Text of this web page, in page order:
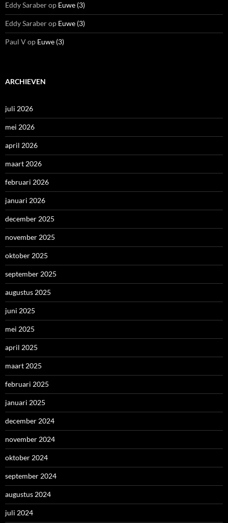
Eddy Saraberop Euwe (3)
Eddy Saraberop Euwe (3)
Paul Vop Euwe (3)
ARCHIEVEN
juli 2026
mei 2026
april 2026
maart 2026
februari 2026
januari 2026
december 2025
november 2025
oktober 2025
september 2025
augustus 2025
juni 2025
mei 2025
april 2025
maart 2025
februari 2025
januari 2025
december 2024
november 2024
oktober 2024
september 2024
augustus 2024
juli 2024